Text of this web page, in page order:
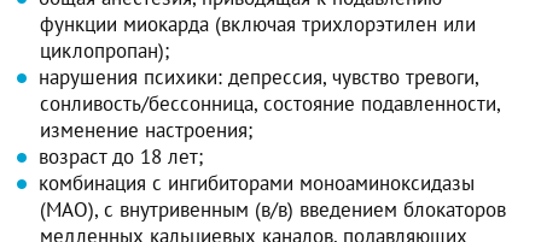
функции миокарда (включая трихлорэтилен или
циклопропан);
нарушения психики: депрессия, чувство тревоги,
сонливость/бессонница, состояние подавленности,
изменение настроения;
возраст до 18 лет;
комбинация с ингибиторами моноаминоксидазы
(МАО), с внутривенным (в/в) введением блокаторов
медленных кальциевых каналов, подавляющих